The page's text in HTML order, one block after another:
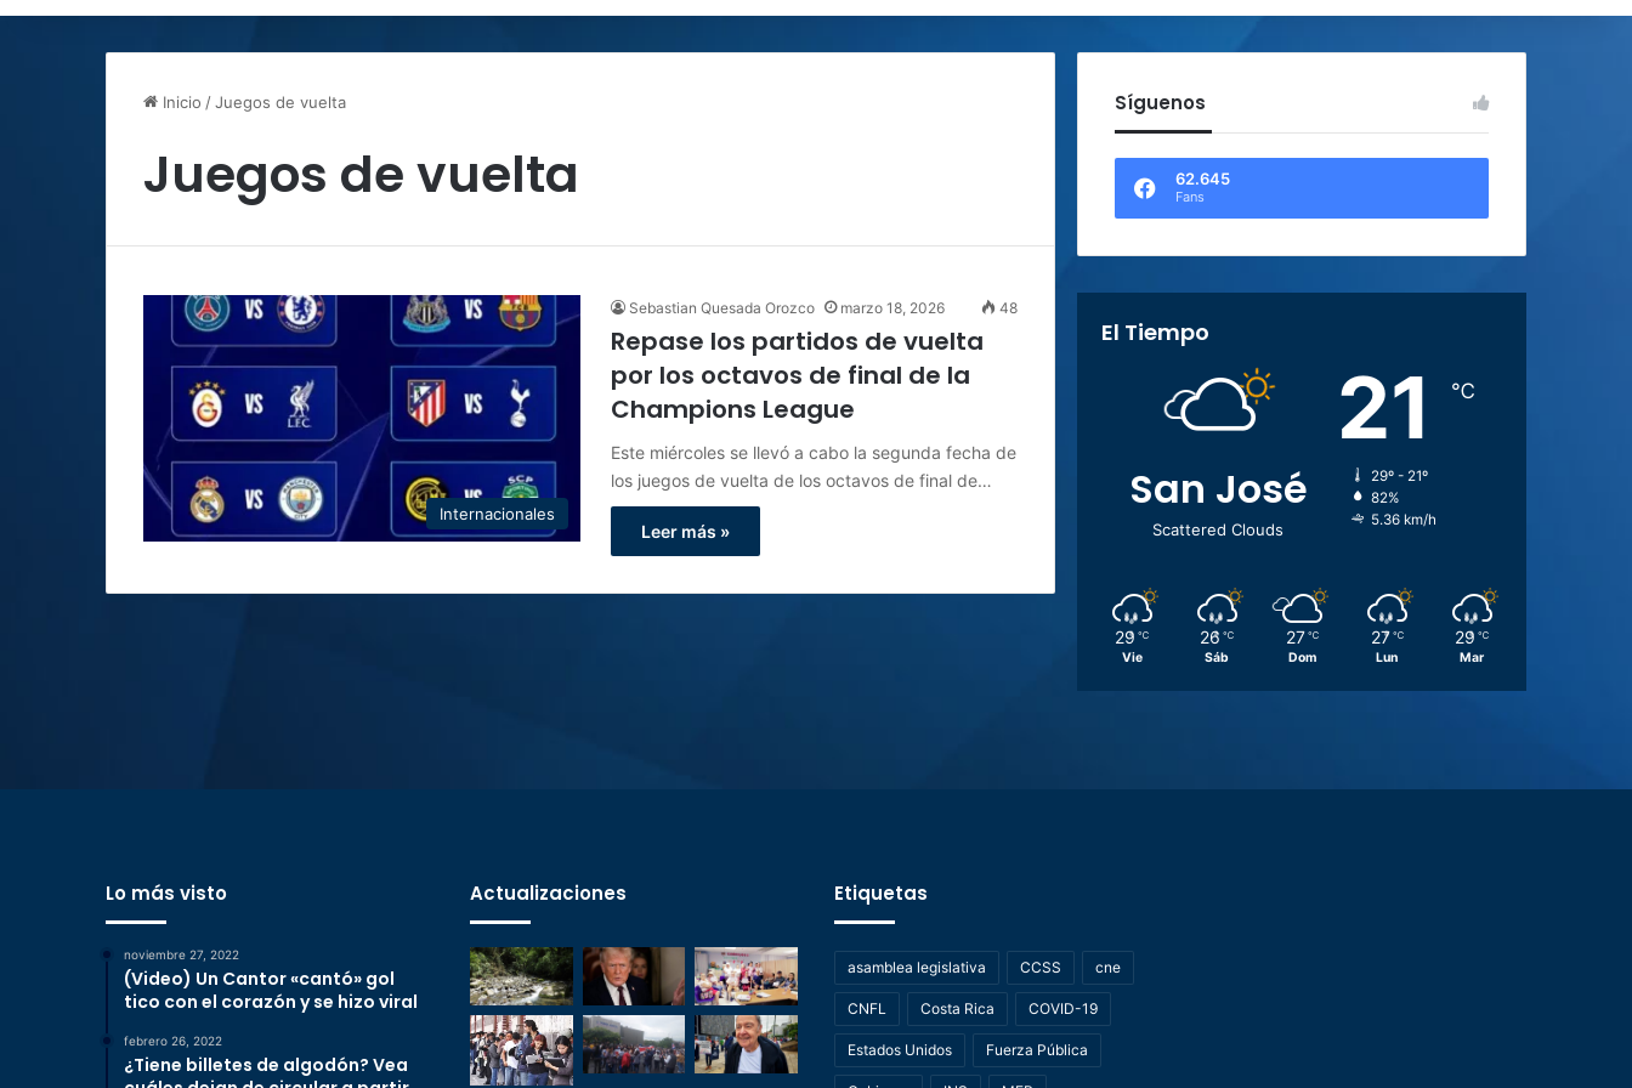
Inicio /Juegos de vuelta
Juegos de vuelta
Internacionales
Sebastian Quesada Orozco marzo 18, 2026 48
Repase los partidos de vuelta
por los octavos de final de la
Champions League
Este miércoles se llevó a cabo la segunda fecha de
los juegos de vuelta de los octavos de final de…
Leer más »
Síguenos
62.645
Fans
El Tiempo
San José
Scattered Clouds
21 ℃
29º - 21º
82%
5.36 km/h
29 ℃
Vie
26 ℃
Sáb
27 ℃
Dom
27 ℃
Lun
29 ℃
Mar
Lo más visto
noviembre 27, 2022
(Video) Un Cantor «cantó» gol
tico con el corazón y se hizo viral
febrero 26, 2022
¿Tiene billetes de algodón? Vea
Actualizaciones Etiquetas
asamblea legislativa CCSS cne
CNFL Costa Rica COVID-19
Estados Unidos Fuerza Pública